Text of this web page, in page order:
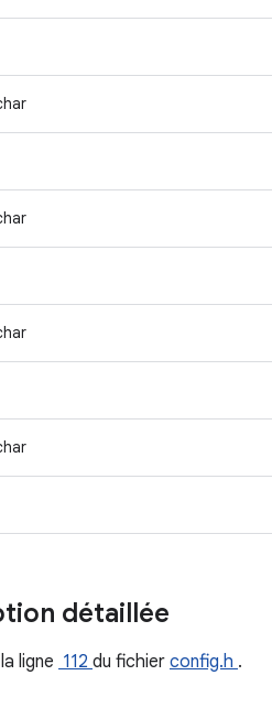
détaillée
ligne 112 du fichier config.h .